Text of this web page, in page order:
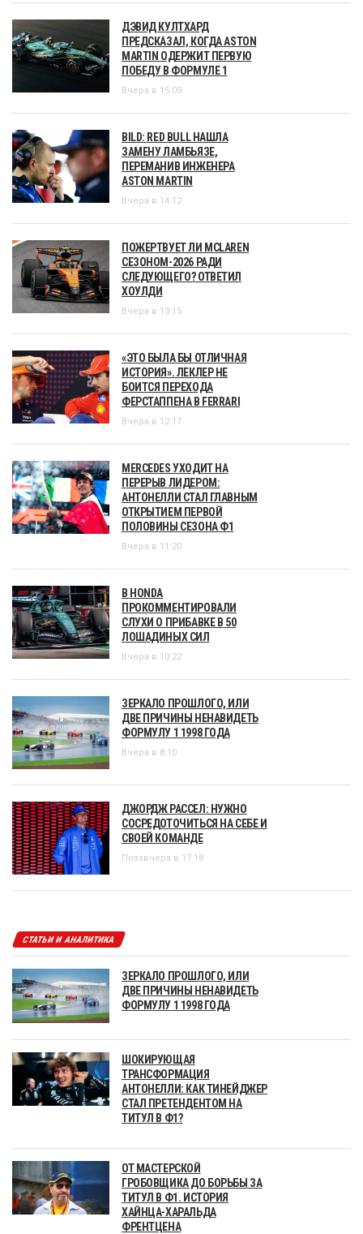
ДЭВИД КУЛТХАРД
ПРЕДСКАЗАЛ, КОГДА ASTON
MARTIN ОДЕРЖИТ ПЕРВУЮ
ПОБЕДУ В ФОРМУЛЕ 1
Вчера в 15:09
BILD: RED BULL НАШЛА
ЗАМЕНУ ЛАМБЬЯЗЕ,
ПЕРЕМАНИВ ИНЖЕНЕРА
ASTON MARTIN
Вчера в 14:12
ПОЖЕРТВУЕТ ЛИ MCLAREN
СЕЗОНОМ-2026 РАДИ
СЛЕДУЮЩЕГО? ОТВЕТИЛ
ХОУЛДИ
Вчера в 13:15
«ЭТО БЫЛА БЫ ОТЛИЧНАЯ
ИСТОРИЯ». ЛЕКЛЕР НЕ
БОИТСЯ ПЕРЕХОДА
ФЕРСТАППЕНА В FERRARI
Вчера в 12:17
MERCEDES УХОДИТ НА
ПЕРЕРЫВ ЛИДЕРОМ:
АНТОНЕЛЛИ СТАЛ ГЛАВНЫМ
ОТКРЫТИЕМ ПЕРВОЙ
ПОЛОВИНЫ СЕЗОНА Ф1
Вчера в 11:20
В HONDA
ПРОКОММЕНТИРОВАЛИ
СЛУХИ О ПРИБАВКЕ В 50
ЛОШАДИНЫХ СИЛ
Вчера в 10:22
ЗЕРКАЛО ПРОШЛОГО, ИЛИ
ДВЕ ПРИЧИНЫ НЕНАВИДЕТЬ
ФОРМУЛУ 1 1998 ГОДА
Вчера в 8:10
ДЖОРДЖ РАССЕЛ: НУЖНО
СОСРЕДОТОЧИТЬСЯ НА СЕБЕ И
СВОЕЙ КОМАНДЕ
Позавчера в 17:18
СТАТЬИ И АНАЛИТИКА
ЗЕРКАЛО ПРОШЛОГО, ИЛИ
ДВЕ ПРИЧИНЫ НЕНАВИДЕТЬ
ФОРМУЛУ 1 1998 ГОДА
ШОКИРУЮЩАЯ
ТРАНСФОРМАЦИЯ
АНТОНЕЛЛИ: КАК ТИНЕЙДЖЕР
СТАЛ ПРЕТЕНДЕНТОМ НА
ТИТУЛ В Ф1?
ОТ МАСТЕРСКОЙ
ГРОБОВЩИКА ДО БОРЬБЫ ЗА
ТИТУЛ В Ф1. ИСТОРИЯ
ХАЙНЦА-ХАРАЛЬДА
ФРЕНТЦЕНА